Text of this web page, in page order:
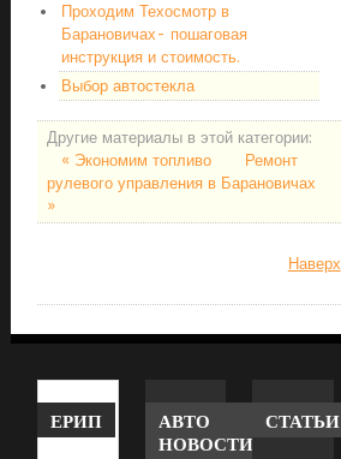
Проходим Техосмотр в
Барановичах- пошаговая
инструкция и стоимость.
Выбор автостекла
Другие материалы в этой категории:
« Экономим топливо
Ремонт
рулевого управления в Барановичах
»
Наверх
ЕРИП
АВТО
НОВОСТИ
СТАТЬИ